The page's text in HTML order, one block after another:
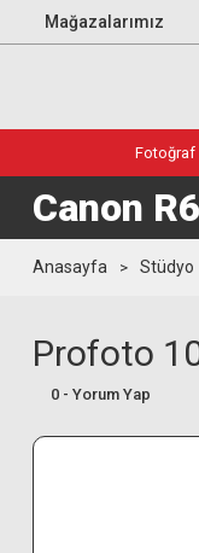
Mağazalarımız
Fotoğraf
Canon
Anasayfa Stüdyo
Profoto
0 - Yorum Yap